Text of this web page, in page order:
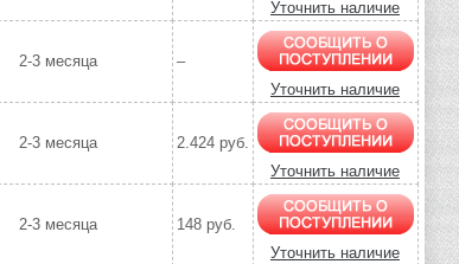
Уточнить наличие
2-3 месяца
–
Уточнить наличие
2-3 месяца
2.424 руб.
Уточнить наличие
2-3 месяца
148 руб.
Уточнить наличие